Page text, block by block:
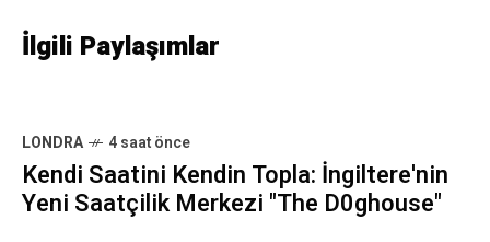
İlgili Paylaşımlar
LONDRA 4 saat önce
Kendi Saatini Kendin Topla: İngiltere'nin
Yeni Saatçilik Merkezi "The D0ghouse"